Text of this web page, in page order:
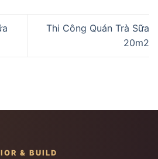
Thi Công Quán Trà Sữa
20m2
& BUILD